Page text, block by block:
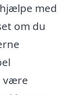
med
om du
være